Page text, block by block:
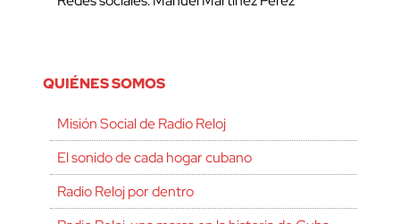
QUIÉNES SOMOS
Misión Social de Radio Reloj
El sonido de cada hogar cubano
Radio Reloj por dentro